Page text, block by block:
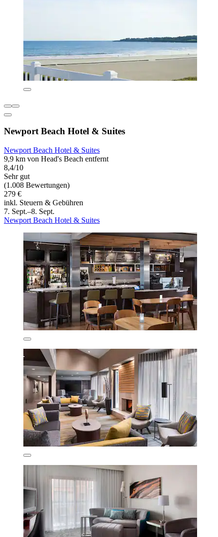
Newport Beach Hotel & Suites
Newport Beach Hotel & Suites
9,9 km von Head's Beach entfernt
8,4/10
Sehr gut
(1.008 Bewertungen)
279 €
inkl. Steuern & Gebühren
7. Sept.–8. Sept.
Newport Beach Hotel & Suites